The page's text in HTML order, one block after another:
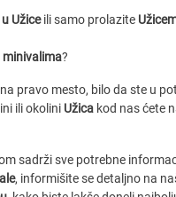
u Užiceili samo prolazite
minivalima?
pravo mesto, bilo da ste u
ili okolini Užica kod nas ćete
sadrži sve potrebne
, informišite se detaljno na